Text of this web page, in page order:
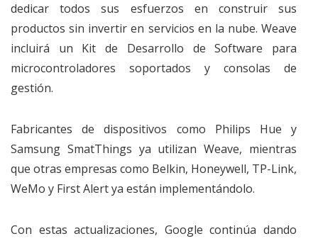
dedicar todos sus esfuerzos en construir sus
productos sin invertir en servicios en la nube. Weave
incluirá un Kit de Desarrollo de Software para
microcontroladores soportados y consolas de
gestión.
Fabricantes de dispositivos como Philips Hue y
Samsung SmatThings ya utilizan Weave, mientras
que otras empresas como Belkin, Honeywell, TP-Link,
WeMo y First Alert ya están implementándolo.
Con estas actualizaciones, Google continúa dando